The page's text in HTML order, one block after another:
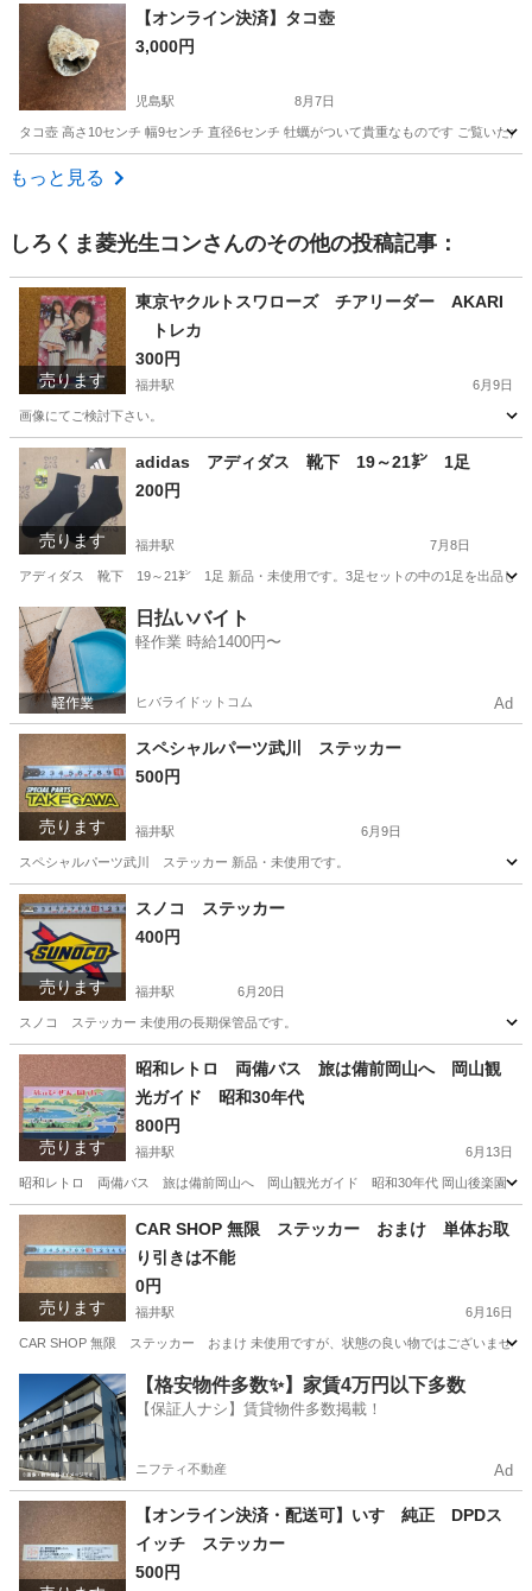
岡山 倉敷市 児島駅 その他 KAWAJUN
【オンライン決済】タコ壺
3,000円
児島駅 8月7日
タコ壺 高さ10センチ 幅9センチ 直径6センチ 牡蠣がついて貴重なものです ご覧いただ
岡山 倉敷市
もっと見る
しろくま菱光生コンさんのその他の投稿記事：
売ります
東京ヤクルトスワローズ チアリーダー AKARI
トレカ
300円
福井駅 6月9日
画像にてご検討下さい。
岡山 倉敷市 カードゲーム チアリーダー
売ります
adidas アディダス 靴下 19～21㌢ 1足
200円
福井駅 7月8日
アディダス 靴下 19～21㌢ 1足 新品・未使用です。3足セットの中の1足を出品しま
岡山 倉敷市 福井駅 キッズ用品
日払いバイト
軽作業 時給1400円〜
ヒバライドットコム Ad
売ります
スペシャルパーツ武川 ステッカー
500円
福井駅 6月9日
スペシャルパーツ武川 ステッカー 新品・未使用です。
岡山 倉敷市 福井駅
売ります
スノコ ステッカー
400円
福井駅 6月20日
スノコ ステッカー 未使用の長期保管品です。
岡山 倉敷市 福井駅 その他 スノコ
売ります
昭和レトロ 両備バス 旅は備前岡山へ 岡山観
光ガイド 昭和30年代
800円
福井駅 6月13日
昭和レトロ 両備バス 旅は備前岡山へ 岡山観光ガイド 昭和30年代 岡山後楽園・倉
岡山 倉敷市 その他
売ります
CAR SHOP 無限 ステッカー おまけ 単体お取
り引きは不能
0円
福井駅 6月16日
CAR SHOP 無限 ステッカー おまけ 未使用ですが、状態の良い物ではございません
倉敷市 福井駅 その他 ステッカー
【格安物件多数✨】家賃4万円以下多数
【保証人ナシ】賃貸物件多数掲載！
ニフティ不動産 Ad
【オンライン決済・配送可】いすゞ純正 DPDス
イッチ ステッカー
500円